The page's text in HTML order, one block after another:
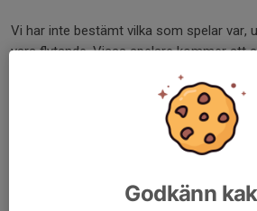
Vi har inte bestämt vilka som spelar var,
vara flytande. Vissa spelare kommer att
vissa i nivå 4 och vissa kommer att växla
om vi har två anmälda lag så är vi ETT lag.
Vi ser fram emot en ny och spännande
Godkänn